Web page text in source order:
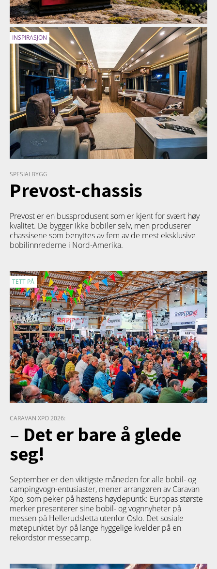
INSPIRASJON
SPESIALBYGG
Prevost-chassis
Prevost er en bussprodusent som er kjent for svært høy
kvalitet. De bygger ikke bobiler selv, men produserer
chassisene som benyttes av fem av de mest eksklusive
bobilinnrederne i Nord-Amerika.
TETT PÅ
CARAVAN XPO 2026:
– Det er bare å glede
seg!
September er den viktigste måneden for alle bobil- og
campingvogn-entusiaster, mener arrangøren av Caravan
Xpo, som peker på høstens høydepuntk: Europas største
merker presenterer sine bobil- og vognnyheter på
messen på Hellerudsletta utenfor Oslo. Det sosiale
møtepunktet byr på lange hyggelige kvelder på en
rekordstor messecamp.